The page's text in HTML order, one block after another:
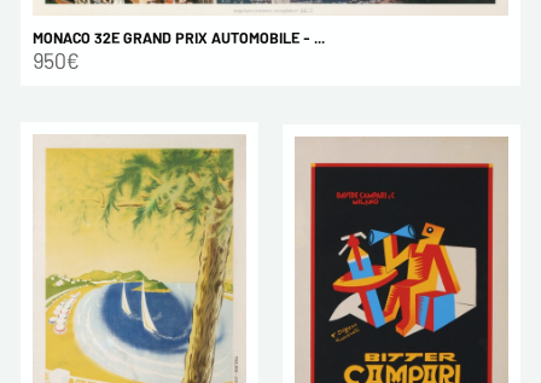
MONACO 32E GRAND PRIX AUTOMOBILE - ...
950€